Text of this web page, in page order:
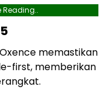
Reading..
memastikan
first, memberikan